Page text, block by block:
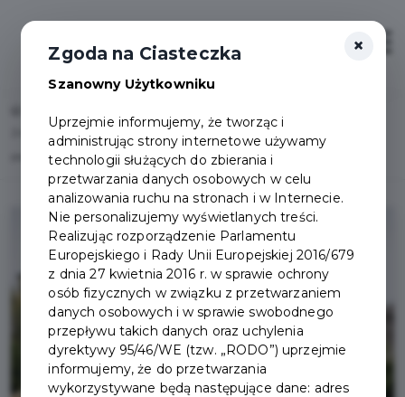
Zmiana daty przyjęć interesantów przez Burmistrza Pruszcza Gdańskiego
październik 2023 r.
×
Zgoda na Ciasteczka
Szanowny Użytkowniku
Uprzejmie informujemy, że tworząc i
administrując strony internetowe używamy
technologii służących do zbierania i
przetwarzania danych osobowych w celu
analizowania ruchu na stronach i w Internecie.
Nie personalizujemy wyświetlanych treści.
Realizując rozporządzenie Parlamentu
Europejskiego i Rady Unii Europejskiej 2016/679
z dnia 27 kwietnia 2016 r. w sprawie ochrony
osób fizycznych w związku z przetwarzaniem
danych osobowych i w sprawie swobodnego
przepływu takich danych oraz uchylenia
dyrektywy 95/46/WE (tzw. „RODO”) uprzejmie
informujemy, że do przetwarzania
wykorzystywane będą następujące dane: adres